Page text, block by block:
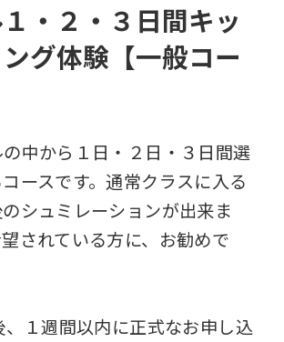
・２・３日間キッ
グ体験【一般コー
中から１日・２日・３日間選
ースです。通常クラスに入る
シュミレーションが出来ま
されている方に、お勧めで
１週間以内に正式なお申し込